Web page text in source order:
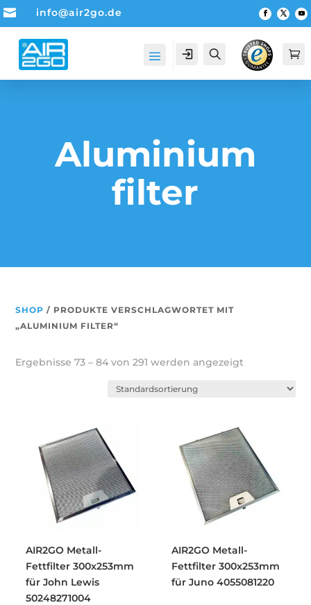
 info@air2go.de
Account Suche 
Aluminium
filter
SHOP / PRODUKTE VERSCHLAGWORTET MIT
„ALUMINIUM FILTER“
Ergebnisse 73 – 84 von 291 werden angezeigt
AIR2GO Metall-
Fettfilter 300x253mm
für John Lewis
50248271004
AIR2GO Metall-
Fettfilter 300x253mm
für Juno 4055081220